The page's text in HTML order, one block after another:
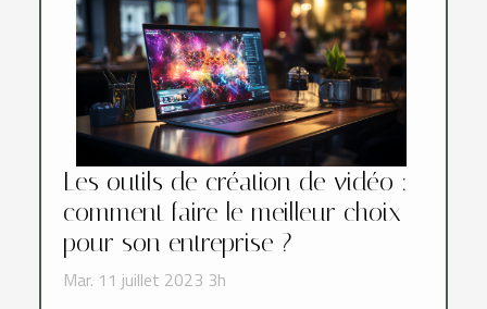
Les outils de création de vidéo :
comment faire le meilleur choix
pour son entreprise ?
Mar. 11 juillet 2023 3h